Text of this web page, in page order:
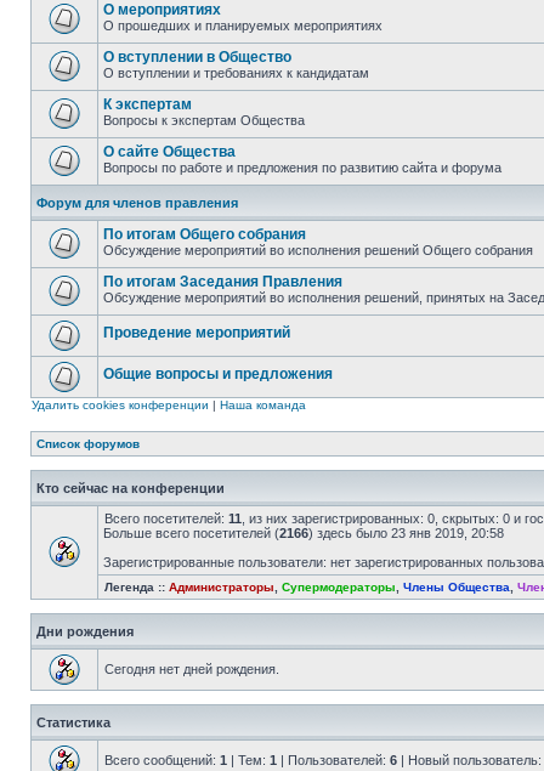
О мероприятиях
О прошедших и планируемых мероприятиях
О вступлении в Общество
О вступлении и требованиях к кандидатам
К экспертам
Вопросы к экспертам Общества
О сайте Общества
Вопросы по работе и предложения по развитию сайта и форума
Форум для членов правления
По итогам Общего собрания
Обсуждение мероприятий во исполнения решений Общего собрания
По итогам Заседания Правления
Обсуждение мероприятий во исполнения решений, принятых на
Проведение мероприятий
Общие вопросы и предложения
Удалить cookies конференции | Наша команда
Список форумов
Кто сейчас на конференции
Всего посетителей: 11 , из них зарегистрированных: 0, скрытых: 0 и
Больше всего посетителей (2166) здесь было 23 янв 2019, 20:58
Зарегистрированные пользователи: нет зарегистрированных
Легенда :: Администраторы Супермодераторы Члены Общества
Дни рождения
Сегодня нет дней рождения.
Статистика
Всего сообщений: 1 | Тем: 1 | Пользователей: 6 | Новый пользователь: